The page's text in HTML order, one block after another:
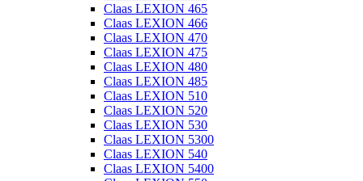
Claas LEXION 465
Claas LEXION 466
Claas LEXION 470
Claas LEXION 475
Claas LEXION 480
Claas LEXION 485
Claas LEXION 510
Claas LEXION 520
Claas LEXION 530
Claas LEXION 5300
Claas LEXION 540
Claas LEXION 5400